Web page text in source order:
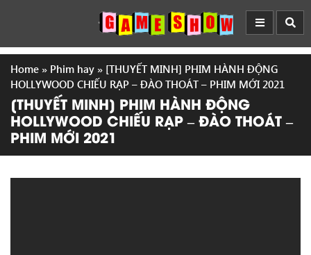
Home » Phim hay » [THUYẾT MINH] PHIM HÀNH ĐỘNG
HOLLYWOOD CHIẾU RẠP – ĐÀO THOÁT – PHIM MỚI 2021
[THUYẾT MINH] PHIM HÀNH ĐỘNG
HOLLYWOOD CHIẾU RẠP – ĐÀO THOÁT –
PHIM MỚI 2021